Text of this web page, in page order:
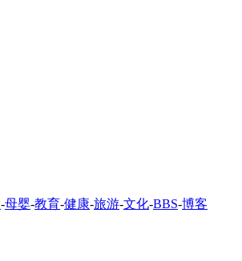
-母婴-教育-健康-旅游-文化-BBS-博客